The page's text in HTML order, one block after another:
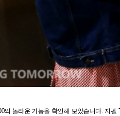
의 놀라운 기능을 확인해 보았습니다. 지